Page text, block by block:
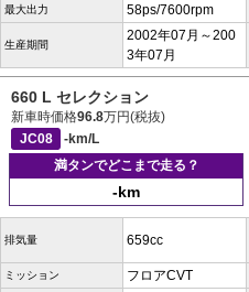
最大出力 58ps/7600rpm
生産期間
2002年07月～200
3年07月
660 L セレクション
新車時価格96.8万円(税抜)
JC08
-km/L
満タンでどこまで走る？
-km
排気量 659cc
ミッション フロアCVT